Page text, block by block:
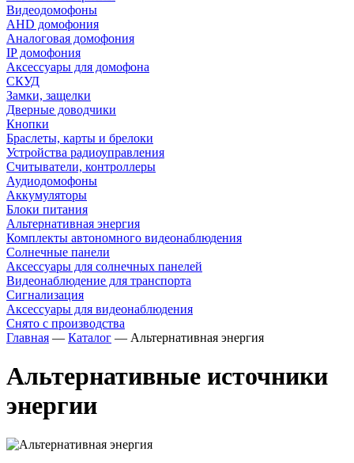
Видеодомофоны
AHD домофония
Аналоговая домофония
IP домофония
Аксессуары для домофона
СКУД
Замки, защелки
Дверные доводчики
Кнопки
Браслеты, карты и брелоки
Устройства радиоуправления
Считыватели, контроллеры
Аудиодомофоны
Аккумуляторы
Блоки питания
Альтернативная энергия
Комплекты автономного видеонаблюдения
Солнечные панели
Аксессуары для солнечных панелей
Видеонаблюдение для транспорта
Сигнализация
Аксессуары для видеонаблюдения
Снято с производства
Главная — Каталог — Альтернативная энергия
Альтернативные источники
энергии